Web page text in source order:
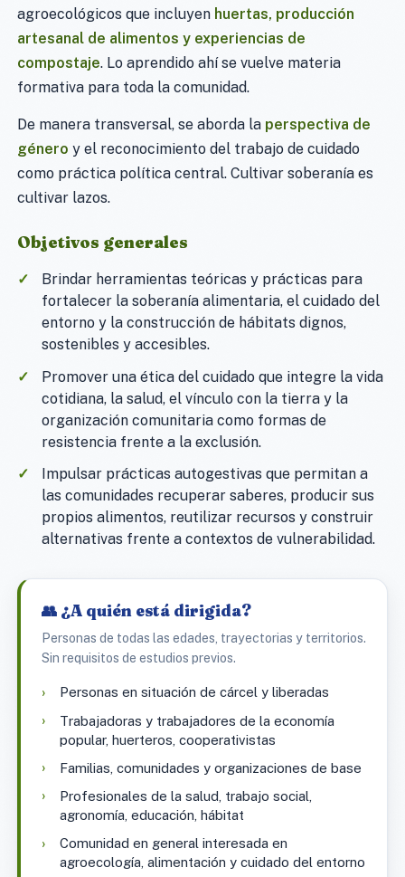
agroecológicos que incluyen huertas, producción
artesanal de alimentos y experiencias de
compostaje. Lo aprendido ahí se vuelve materia
formativa para toda la comunidad.
De manera transversal, se aborda la perspectiva de
género y el reconocimiento del trabajo de cuidado
como práctica política central. Cultivar soberanía es
cultivar lazos.
Objetivos generales
Brindar herramientas teóricas y prácticas para
fortalecer la soberanía alimentaria, el cuidado del
entorno y la construcción de hábitats dignos,
sostenibles y accesibles.
Promover una ética del cuidado que integre la vida
cotidiana, la salud, el vínculo con la tierra y la
organización comunitaria como formas de
resistencia frente a la exclusión.
Impulsar prácticas autogestivas que permitan a
las comunidades recuperar saberes, producir sus
propios alimentos, reutilizar recursos y construir
alternativas frente a contextos de vulnerabilidad.
👥 ¿A quién está dirigida?
Personas de todas las edades, trayectorias y territorios.
Sin requisitos de estudios previos.
Personas en situación de cárcel y liberadas
Trabajadoras y trabajadores de la economía
popular, huerteros, cooperativistas
Familias, comunidades y organizaciones de base
Profesionales de la salud, trabajo social,
agronomía, educación, hábitat
Comunidad en general interesada en
agroecología, alimentación y cuidado del entorno